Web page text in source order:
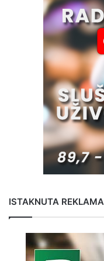
ISTAKNUTA REKLAMA